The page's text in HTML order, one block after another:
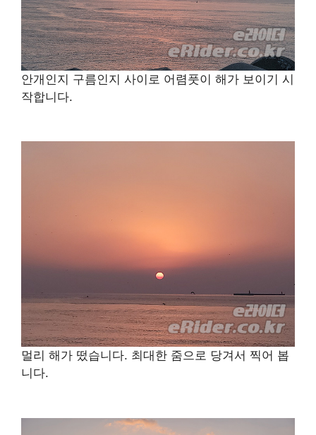
안개인지 구름인지 사이로 어렴풋이 해가 보이기 시
작합니다.
멀리 해가 떴습니다. 최대한 줌으로 당겨서 찍어 봅
니다.